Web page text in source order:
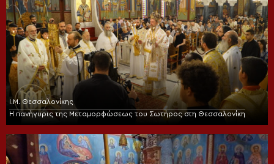
Ι.Μ. Θεσσαλονίκης
Η πανήγυρις της Μεταμορφώσεως του Σωτήρος στη Θεσσαλονίκη